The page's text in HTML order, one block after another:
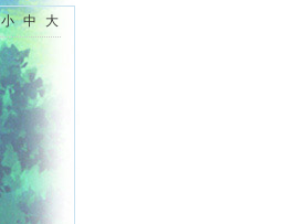
小 中 大